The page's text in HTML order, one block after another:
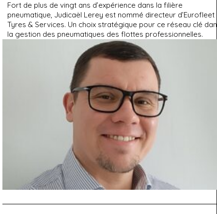
Fort de plus de vingt ans d’expérience dans la filière
pneumatique, Judicaël Lerey est nommé directeur d’Eurofleet
Tyres & Services. Un choix stratégique pour ce réseau clé
la gestion des pneumatiques des flottes professionnelles.